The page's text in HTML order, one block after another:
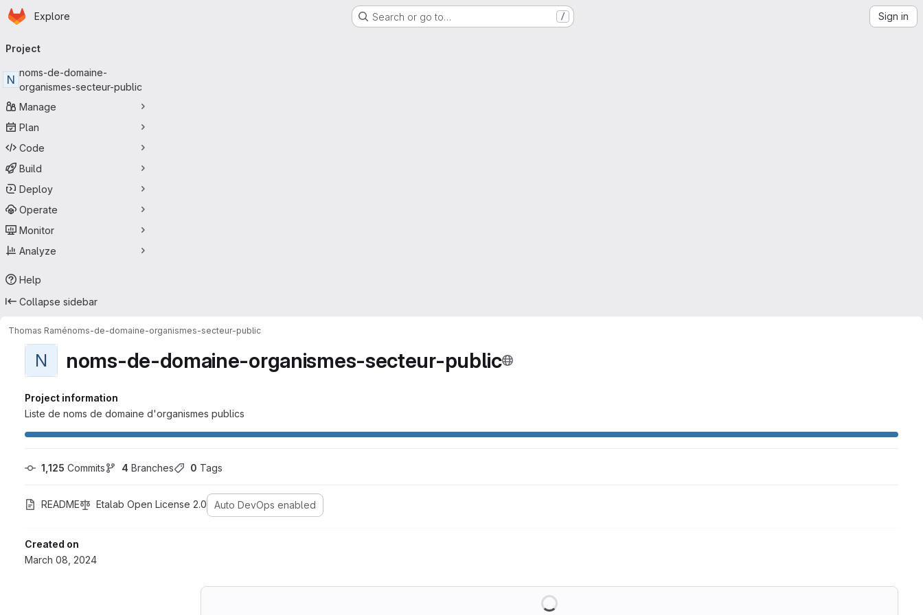
Skip to main content
Homepage
Explore Search or go to… / Sign in
navigation
Project
N
noms-de-domaine-
organismes-secteur-public
Manage
Plan
Code
Build
Deploy
Operate
Monitor
Analyze
Help
Collapse sidebar
Thomas Raménoms-de-domaine-organismes-secteur-public
N noms-de-domaine-organismes-secteur-public
Project information
Liste de noms de domaine d'organismes publics
1,125 Commits 4 Branches 0 Tags
README Etalab Open License 2.0 Auto DevOps enabled
Created on
March 08, 2024